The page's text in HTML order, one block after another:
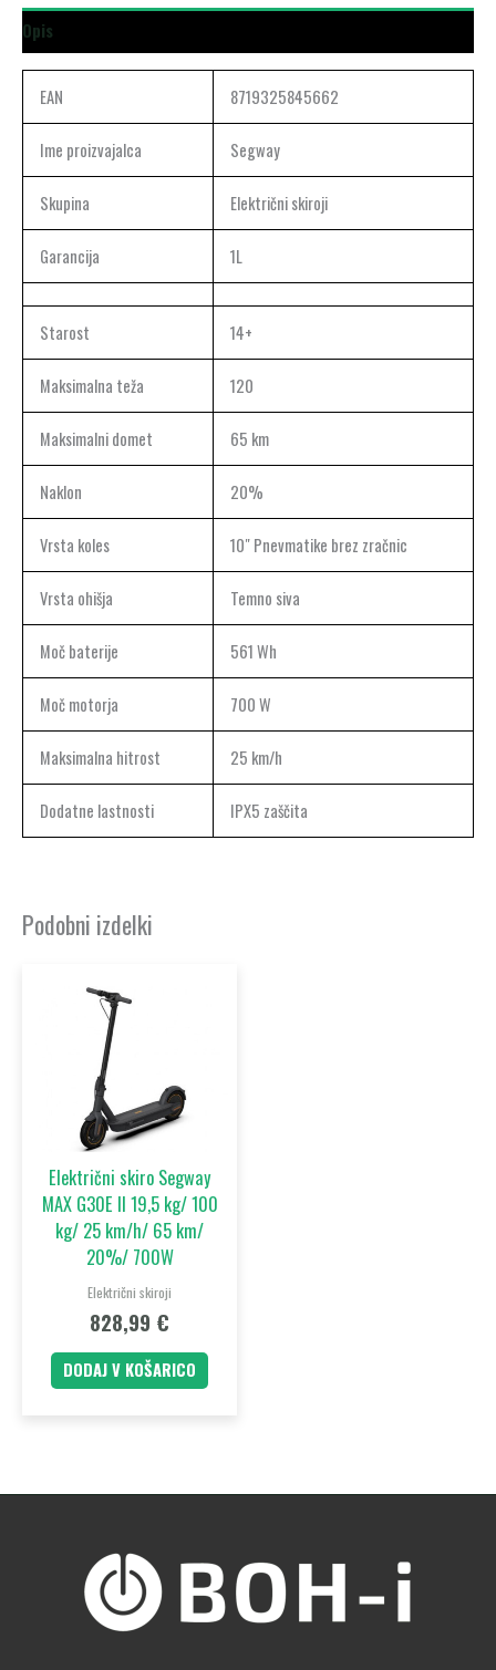
Opis
EAN 8719325845662
Ime proizvajalca Segway
Skupina Električni skiroji
Garancija 1L
Starost 14+
Maksimalna teža 120
Maksimalni domet 65 km
Naklon 20%
Vrsta koles 10″ Pnevmatike brez zračnic
Vrsta ohišja Temno siva
Moč baterije 561 Wh
Moč motorja 700 W
Maksimalna hitrost 25 km/h
Dodatne lastnosti IPX5 zaščita
Podobni izdelki
Električni skiro Segway
MAX G30E II 19,5 kg/ 100
kg/ 25 km/h/ 65 km/
20%/ 700W
Električni skiroji
828,99 €
DODAJ V KOŠARICO